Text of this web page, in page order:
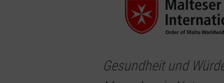
Gesundheit und